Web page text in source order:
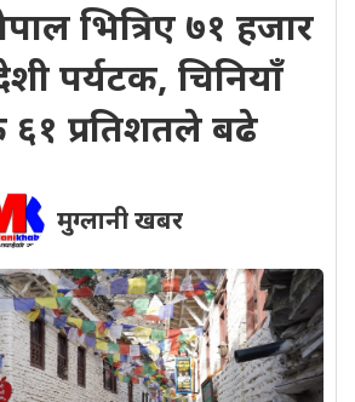
भित्रिए ७१ हजार
पर्यटक, चिनियाँ
६१ प्रतिशतले बढे
मुग्लानी खबर